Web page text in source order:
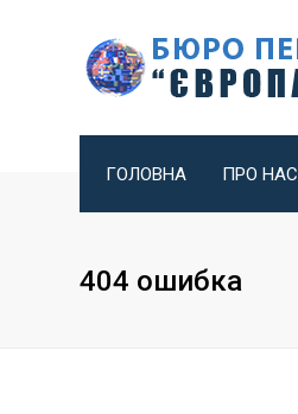
ГОЛОВНА ПРО НАС
404 ошибка